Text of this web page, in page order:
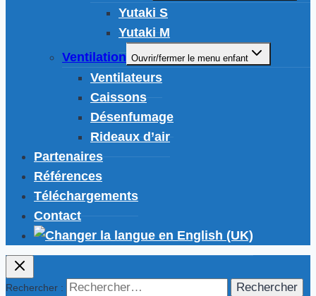
Yutaki S
Yutaki M
Ventilation Ouvrir/fermer le menu enfant
Ventilateurs
Caissons
Désenfumage
Rideaux d’air
Partenaires
Références
Téléchargements
Contact
Rechercher :